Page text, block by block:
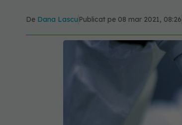
De Dana Lascu Publicat pe 08 mar 2021, 08:26